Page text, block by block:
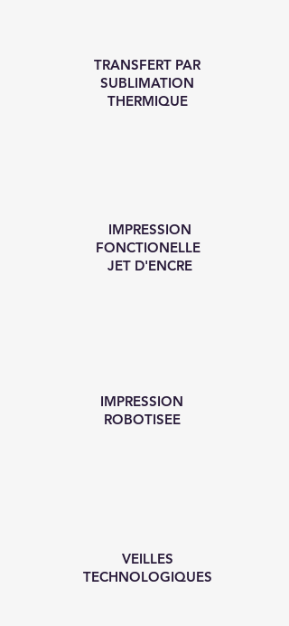
TRANSFERT PAR
SUBLIMATION
THERMIQUE
IMPRESSION
FONCTIONELLE
JET D'ENCRE
IMPRESSION
ROBOTISEE
VEILLES
TECHNOLOGIQUES